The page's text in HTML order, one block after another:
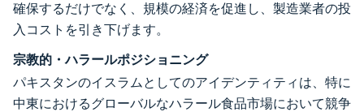
確保するだけでなく、規模の経済を促進し、製造業者の投
入コストを引き下げます。
宗教的・ハラールポジショニング
パキスタンのイスラムとしてのアイデンティティは、特に
中東におけるグローバルなハラール食品市場において競争